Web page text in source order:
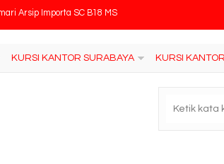
Ichiban HSC 60 A
KURSI KANTOR SURABAYA KURSI KANTOR